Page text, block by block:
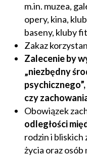
m.in. muzea,
opery, kina,
baseny, kluby
Zakaz
Zalecenie by
„niezbędny
czy
Obowiązek
odległości
rodzin i bliskich
życia oraz